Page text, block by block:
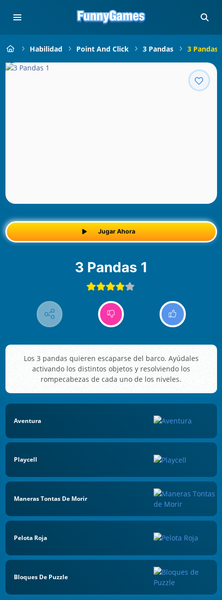
Habilidad Point And Click 3 Pandas 3 Pandas
Jugar Ahora
3 Pandas 1
Los 3 pandas quieren escaparse del barco. Ayúdales
activando los distintos objetos y resolviendo los
rompecabezas de cada uno de los niveles.
Aventura
Playcell
Maneras Tontas De Morir
Pelota Roja
Bloques De Puzzle